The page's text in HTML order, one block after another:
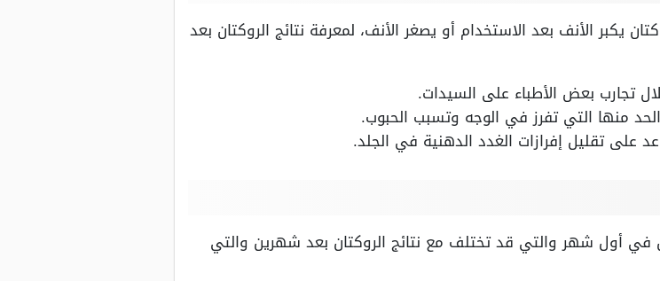
يكبر الأنف بعد الاستخدام أو يصغر الأنف، لمعرفة نتائج الروكتان بعد
تجارب بعض الأطباء على السيدات.
الحد منها التي تفرز في الوجه وتسبب الحبوب.
على تقليل إفرازات الغدد الدهنية في الجلد.
في أول شهر والتي قد تختلف مع نتائج الروكتان بعد شهرين والتي